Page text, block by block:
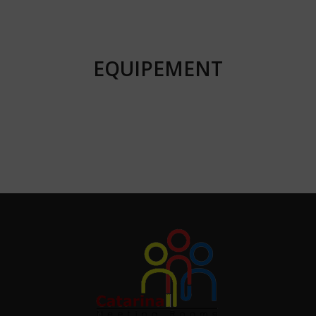
EQUIPEMENT